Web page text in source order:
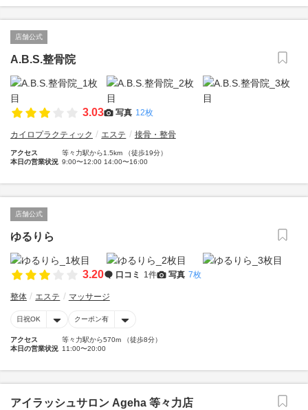
店舗公式
A.B.S.整骨院
3.03 写真 12枚
カイロプラクティック エステ 接骨・整骨
アクセス
等々力駅から1.5km （徒歩19分）
本日の営業状況 9:00〜12:00 14:00〜16:00
店舗公式
ゆるりら
3.20 口コミ 1件 写真 7枚
整体 エステ マッサージ
日祝OK クーポン有
アクセス
等々力駅から570m （徒歩8分）
本日の営業状況 11:00〜20:00
アイラッシュサロン Ageha 等々力店